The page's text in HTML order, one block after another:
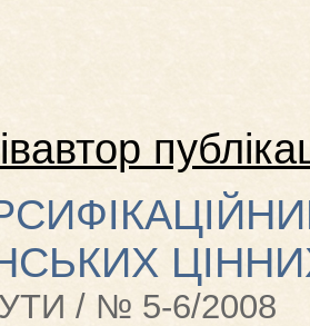
/ № 5-6/2008